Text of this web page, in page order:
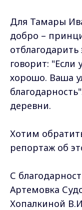
Для Тамары
добро –
отблагодарить
говорит: "Если
хорошо. Ваша
деревни.
Хотим
репортаж об
С
Артемовка
Хопалкиной